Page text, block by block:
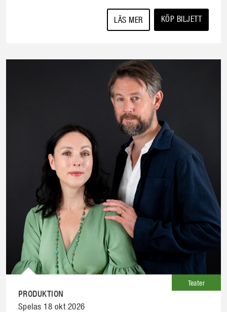
LÄS MER KÖP BILJETT
Teater
PRODUKTION
Spelas 18 okt 2026